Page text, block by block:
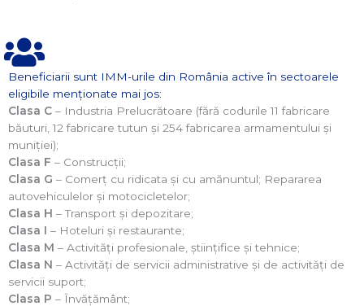
Beneficiarii sunt IMM-urile din România active în sectoarele
eligibile menţionate mai jos:
Clasa C – Industria Prelucrătoare (fără codurile 11 fabricare
băuturi, 12 fabricare tutun și 254 fabricarea armamentului și
muniției);
Clasa F – Construcții;
Clasa G – Comerț cu ridicata și cu amănuntul; Repararea
autovehiculelor și motocicletelor;
Clasa H – Transport și depozitare;
Clasa I – Hoteluri și restaurante;
Clasa M – Activități profesionale, științifice și tehnice;
Clasa N – Activități de servicii administrative și de activități de
servicii suport;
Clasa P – Învățământ;